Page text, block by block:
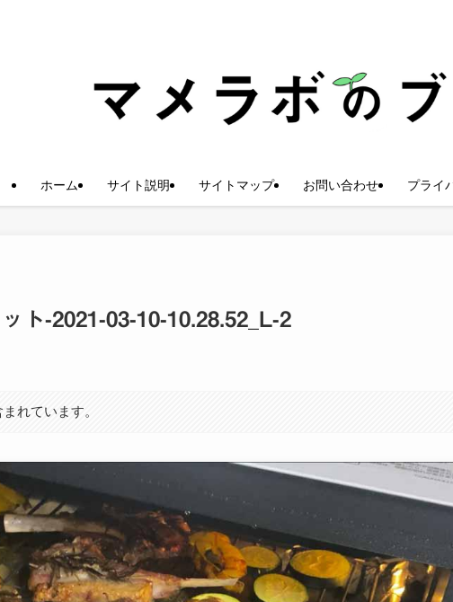
ホーム サイト説明 サイトマップ お問い合わせ プライ
ト-2021-03-10-10.28.52_L-2
れています。